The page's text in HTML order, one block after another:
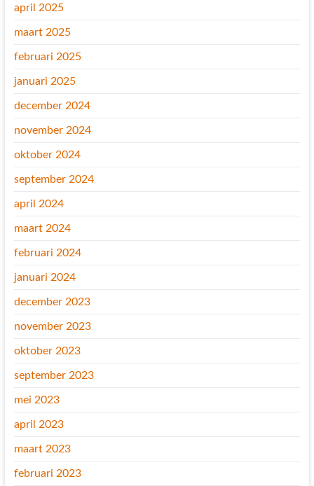
april 2025
maart 2025
februari 2025
januari 2025
december 2024
november 2024
oktober 2024
september 2024
april 2024
maart 2024
februari 2024
januari 2024
december 2023
november 2023
oktober 2023
september 2023
mei 2023
april 2023
maart 2023
februari 2023